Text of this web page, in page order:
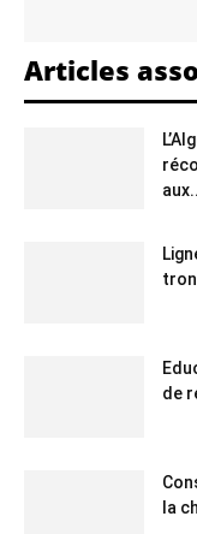
Articles
de
la